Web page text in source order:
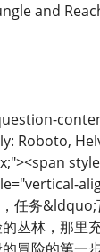
and
Roboto,
任务
丛林，那里